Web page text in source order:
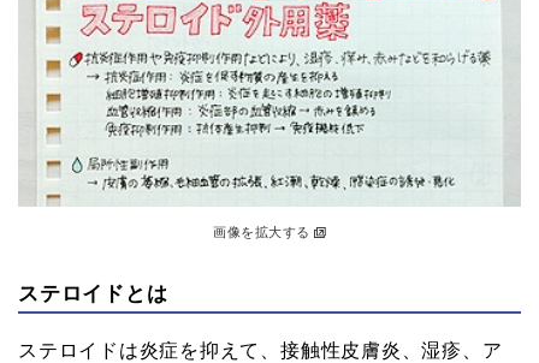
画像を拡大する
ステロイドとは
ステロイドは炎症を抑えて、接触性皮膚炎、湿疹、ア